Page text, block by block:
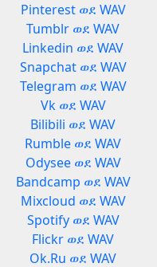
Pinterest ወደ WAV
Tumblr ወደ WAV
Linkedin ወደ WAV
Snapchat ወደ WAV
Telegram ወደ WAV
Vk ወደ WAV
Bilibili ወደ WAV
Rumble ወደ WAV
Odysee ወደ WAV
Bandcamp ወደ WAV
Mixcloud ወደ WAV
Spotify ወደ WAV
Flickr ወደ WAV
Ok.Ru ወደ WAV